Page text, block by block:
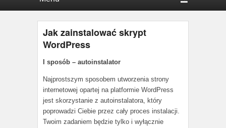
Jak zainstalować skrypt
WordPress
Opublikowano 16 kwietnia 2019
I sposób – autoinstalator
Najprostszym sposobem utworzenia strony
internetowej opartej na platformie WordPress
jest skorzystanie z autoinstalatora, który
poprowadzi Ciebie przez cały proces instalacji.
Twoim zadaniem będzie tylko i wyłącznie